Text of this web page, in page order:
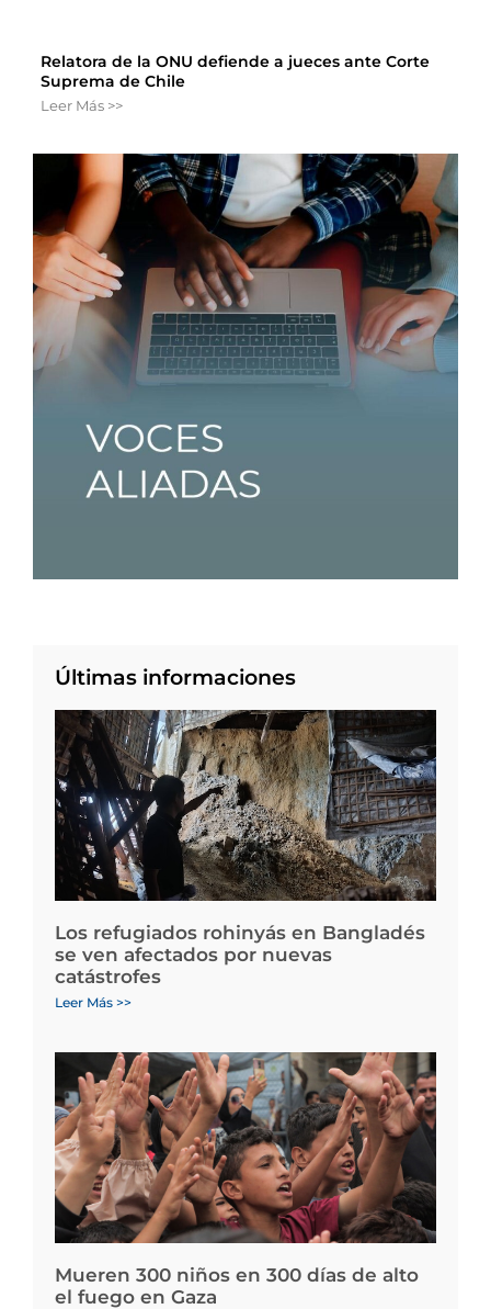
Relatora de la ONU defiende a jueces ante Corte
Suprema de Chile
Leer Más >>
Últimas informaciones
Los refugiados rohinyás en Bangladés
se ven afectados por nuevas
catástrofes
Leer Más >>
Mueren 300 niños en 300 días de alto
el fuego en Gaza